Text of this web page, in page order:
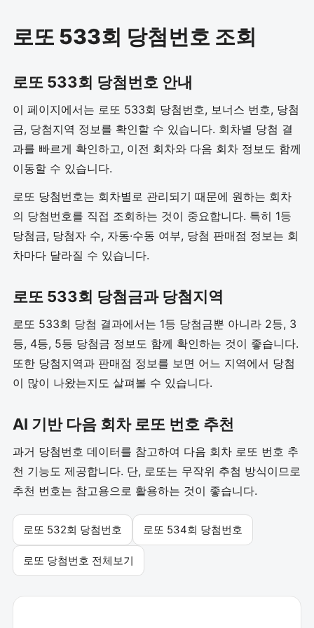
로또 533회 당첨번호 조회
로또 533회 당첨번호 안내
이 페이지에서는 로또 533회 당첨번호, 보너스 번호, 당첨
금, 당첨지역 정보를 확인할 수 있습니다. 회차별 당첨 결
과를 빠르게 확인하고, 이전 회차와 다음 회차 정보도 함께
이동할 수 있습니다.
로또 당첨번호는 회차별로 관리되기 때문에 원하는 회차
의 당첨번호를 직접 조회하는 것이 중요합니다. 특히 1등
당첨금, 당첨자 수, 자동·수동 여부, 당첨 판매점 정보는 회
차마다 달라질 수 있습니다.
로또 533회 당첨금과 당첨지역
로또 533회 당첨 결과에서는 1등 당첨금뿐 아니라 2등, 3
등, 4등, 5등 당첨금 정보도 함께 확인하는 것이 좋습니다.
또한 당첨지역과 판매점 정보를 보면 어느 지역에서 당첨
이 많이 나왔는지도 살펴볼 수 있습니다.
AI 기반 다음 회차 로또 번호 추천
과거 당첨번호 데이터를 참고하여 다음 회차 로또 번호 추
천 기능도 제공합니다. 단, 로또는 무작위 추첨 방식이므로
추천 번호는 참고용으로 활용하는 것이 좋습니다.
로또 532회 당첨번호 로또 534회 당첨번호
로또 당첨번호 전체보기